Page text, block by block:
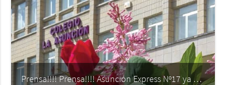
Prensa!!!! Prensa!!!! Asunción Express Nº17 ya disponible